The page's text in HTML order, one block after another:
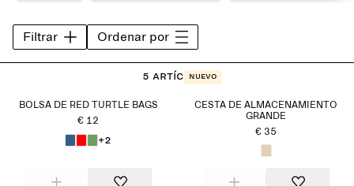
Filtrar Ordenar por
5 artículos
BOLSA DE RED TURTLE BAGS
€ 12
+2
Nuevo
CESTA DE ALMACENAMIENTO
GRANDE
€ 35